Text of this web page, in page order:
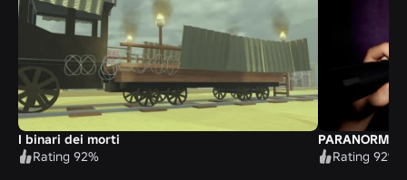
I binari dei morti
Rating 92%
PARANORMAL
Rating 92%